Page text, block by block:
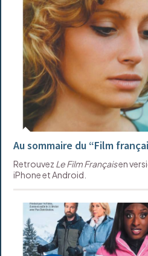
Au sommaire du “Film
Retrouvez Le Film Françaisen
iPhone et Android.